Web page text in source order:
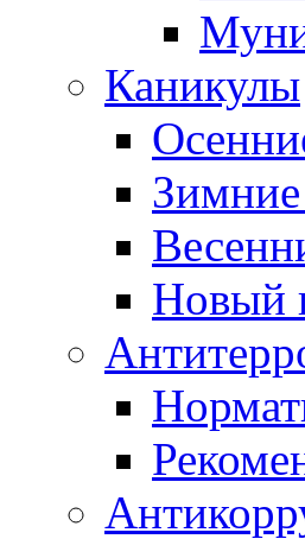
Каникулы
Новый